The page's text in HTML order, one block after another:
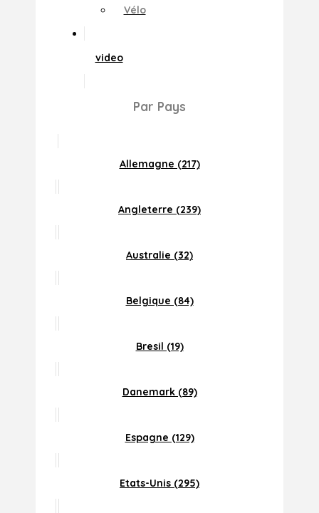
Vélo
video
Par Pays
Allemagne (217)
Angleterre (239)
Australie (32)
Belgique (84)
Bresil (19)
Danemark (89)
Espagne (129)
Etats-Unis (295)